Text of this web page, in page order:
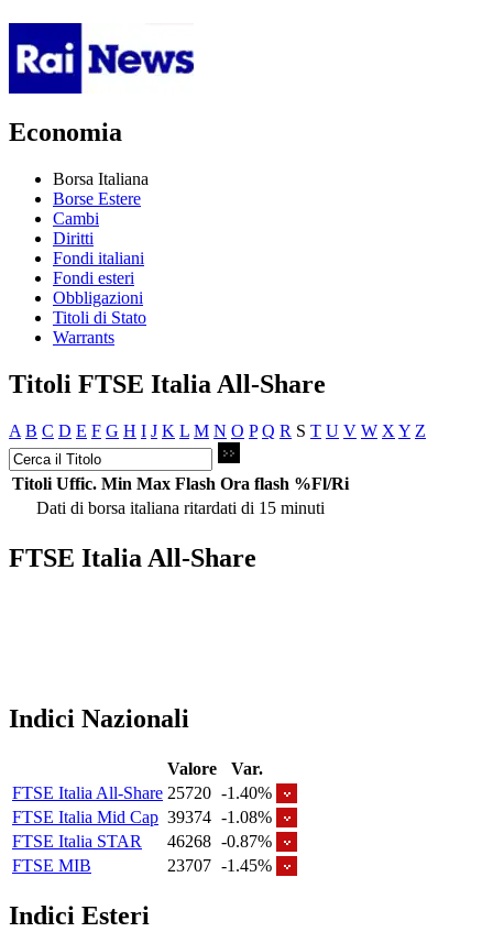
Economia
Borsa Italiana
Borse Estere
Cambi
Diritti
Fondi italiani
Fondi esteri
Obbligazioni
Titoli di Stato
Warrants
Titoli FTSE Italia All-Share
A B C D E F G H I J K L M N O P Q R S T U V W X Y Z
Titoli Uffic. Min Max Flash Ora flash %Fl/Ri
Dati di borsa italiana ritardati di 15 minuti
FTSE Italia All-Share
Indici Nazionali
Valore
Var.
FTSE Italia All-Share 25720 -1.40%
FTSE Italia Mid Cap 39374 -1.08%
FTSE Italia STAR
46268 -0.87%
FTSE MIB
23707 -1.45%
Indici Esteri